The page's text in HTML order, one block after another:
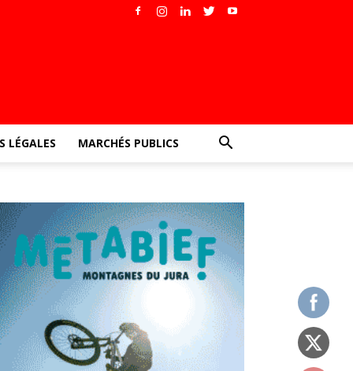
LÉGALES MARCHÉS PUBLICS